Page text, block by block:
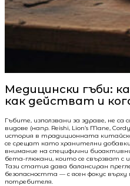
Медицински гъби:
как действат и
Гъбите, използвани за здраве, не
видове (напр. Reishi, Lion’s Mane,
история в традиционната
се срещат като хранителни
внимание на специфични
бета-глюкани, които се свързват с
Тази статия дава балансиран
безопасността — с ясен фокус
потребителя.